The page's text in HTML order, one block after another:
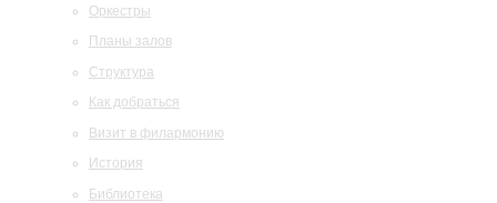
Оркестры
Планы залов
Структура
Как добраться
Визит в филармонию
История
Библиотека